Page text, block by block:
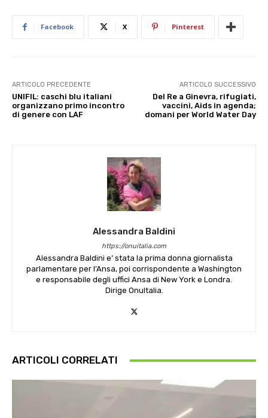
Facebook X Pinterest
ARTICOLO PRECEDENTE
UNIFIL: caschi blu italiani
organizzano primo incontro
di genere con LAF
ARTICOLO SUCCESSIVO
Del Re a Ginevra, rifugiati,
vaccini, Aids in agenda;
domani per World Water Day
Alessandra Baldini
https://onuitalia.com
Alessandra Baldini e’ stata la prima donna giornalista
parlamentare per l’Ansa, poi corrispondente a Washington
e responsabile degli uffici Ansa di New York e Londra.
Dirige OnuItalia.
ARTICOLI CORRELATI